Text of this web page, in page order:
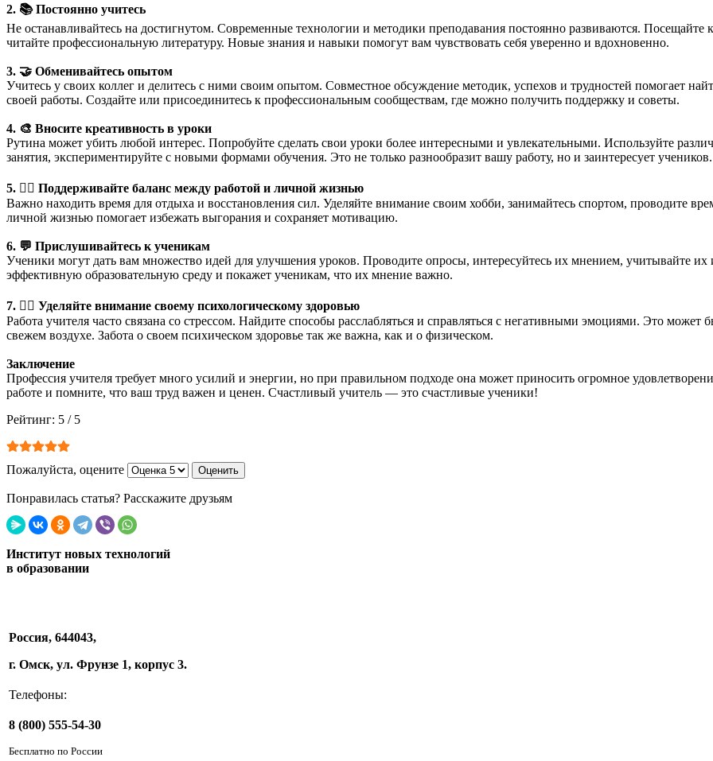
2. 📚 Постоянно учитесь
Не останавливайтесь на достигнутом. Современные технологии и методики преподавания постоянно развиваются.
читайте профессиональную литературу. Новые знания и навыки помогут вам чувствовать себя уверенно и вдохновенно.
3. 🤝 Обменивайтесь опытом
Учитесь у своих коллег и делитесь с ними своим опытом. Совместное обсуждение методик, успехов и трудностей помогает
своей работы. Создайте или присоединитесь к профессиональным сообществам, где можно получить поддержку и советы.
4. 🎨 Вносите креативность в уроки
Рутина может убить любой интерес. Попробуйте сделать свои уроки более интересными и увлекательными. Используйте
занятия, экспериментируйте с новыми формами обучения. Это не только разнообразит вашу работу, но и заинтересует учеников.
5. 🏃‍♂️ Поддерживайте баланс между работой и личной жизнью
Важно находить время для отдыха и восстановления сил. Уделяйте внимание своим хобби, занимайтесь спортом, проводите
личной жизнью помогает избежать выгорания и сохраняет мотивацию.
6. 💬 Прислушивайтесь к ученикам
Ученики могут дать вам множество идей для улучшения уроков. Проводите опросы, интересуйтесь их мнением, учитывайте
эффективную образовательную среду и покажет ученикам, что их мнение важно.
7. 🧘‍♀️ Уделяйте внимание своему психологическому здоровью
Работа учителя часто связана со стрессом. Найдите способы расслабляться и справляться с негативными эмоциями. Это может
свежем воздухе. Забота о своем психическом здоровье так же важна, как и о физическом.
Заключение
Профессия учителя требует много усилий и энергии, но при правильном подходе она может приносить огромное
работе и помните, что ваш труд важен и ценен. Счастливый учитель — это счастливые ученики!
Рейтинг: 5 / 5
Пожалуйста, оцените
Понравилась статья? Расскажите друзьям
Институт новых технологий
в образовании
Россия, 644043,
г. Омск, ул. Фрунзе 1, корпус 3.
Телефоны:
8 (800) 555-54-30
Бесплатно по России